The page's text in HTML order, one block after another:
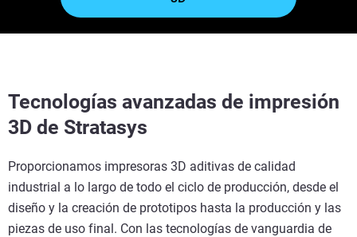
Tecnologías avanzadas de impresión
3D de Stratasys
Proporcionamos impresoras 3D aditivas de calidad
industrial a lo largo de todo el ciclo de producción, desde el
diseño y la creación de prototipos hasta la producción y las
piezas de uso final. Con las tecnologías de vanguardia de